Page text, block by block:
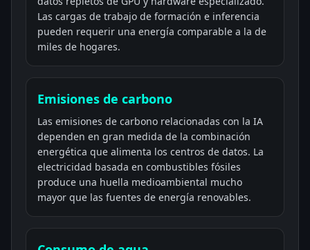
Las cargas de trabajo de formación e inferencia
pueden requerir una energía comparable a la de
miles de hogares.
Emisiones de carbono
Las emisiones de carbono relacionadas con la IA
dependen en gran medida de la combinación
energética que alimenta los centros de datos. La
electricidad basada en combustibles fósiles
produce una huella medioambiental mucho
mayor que las fuentes de energía renovables.